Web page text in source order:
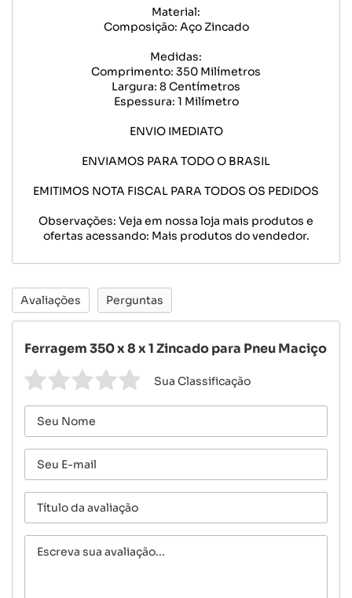
Material:
Composição: Aço Zincado
Medidas:
Comprimento: 350 Milímetros
Largura: 8 Centímetros
Espessura: 1 Milímetro
ENVIO IMEDIATO
ENVIAMOS PARA TODO O BRASIL
EMITIMOS NOTA FISCAL PARA TODOS OS PEDIDOS
Observações: Veja em nossa loja mais produtos e
ofertas acessando: Mais produtos do vendedor.
Avaliações Perguntas
Ferragem 350 x 8 x 1 Zincado para Pneu Maciço
Sua Classificação